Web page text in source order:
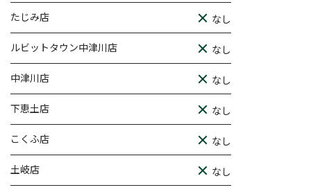
たじみ店 なし
ルビットタウン中津川店 なし
中津川店 なし
下恵土店 なし
こくふ店 なし
土岐店 なし